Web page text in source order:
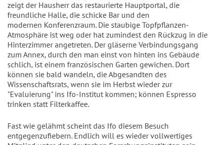
zeigt der Hausherr das restaurierte Hauptportal, die
freundliche Halle, die schicke Bar und den
modernen Konferenzraum. Die staubige Topfpflanzen-
Atmosphäre ist weg oder hat zumindest den Rückzug in die
Hinterzimmer angetreten. Der gläserne Verbindungsgang
zum Annex, durch den man einst von hinten ins Gebäude
schlich, ist einem französischen Garten gewichen. Dort
können sie bald wandeln, die Abgesandten des
Wissenschaftsrats, wenn sie im Herbst wieder zur
"Evaluierung" ins Ifo-Institut kommen; können Espresso
trinken statt Filterkaffee.
Fast wie gelähmt scheint das Ifo diesem Besuch
entgegenzufiebern. Endlich will es wieder vollwertiges